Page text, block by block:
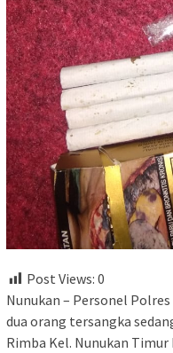
Post Views: 0
Nunukan – Personel
dua orang tersangka
Rimba Kel. Nunukan